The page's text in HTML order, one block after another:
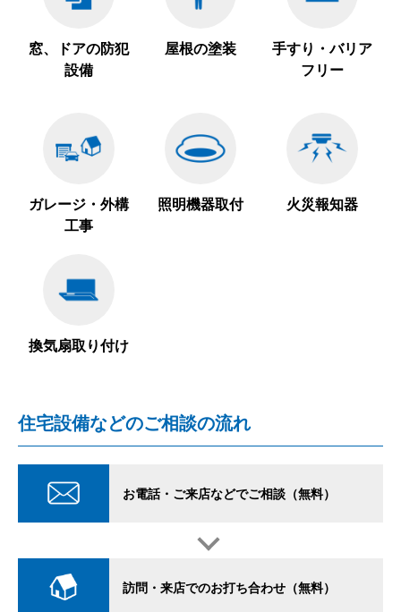
窓、ドアの防犯
設備
屋根の塗装
手すり・バリア
フリー
ガレージ・外構
工事
照明機器取付 火災報知器
換気扇取り付け
住宅設備などのご相談の流れ
お電話・ご来店などでご相談（無料）
訪問・来店でのお打ち合わせ（無料）